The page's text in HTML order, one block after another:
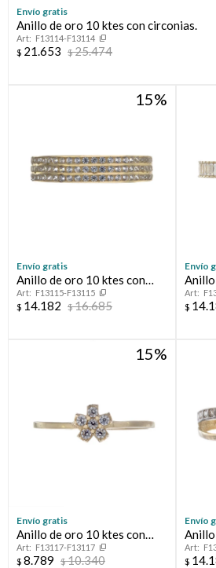
Envío gratis
Anillo de oro 10 ktes con circonias.
F13114-F13114
$ 21.653 $25.474
15
Envío gratis
Anillo de oro 10 ktes con
circonias, MEDIO SIN FIN.
F13115-F13115
$ 14.182 $16.685
Envío
$
15
Envío gratis
Anillo de oro 10 ktes con
circonias, FLOT
F13117-F13117
$ 8.789 $10.340
Envío
$
Compromiso